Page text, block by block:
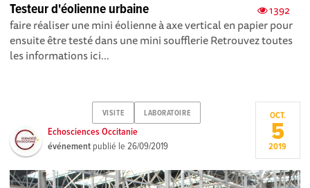
1392
Testeur d'éolienne urbaine
faire réaliser une mini éolienne à axe vertical en papier pour
ensuite être testé dans une mini soufflerie Retrouvez toutes
les informations ici...
VISITE LABORATOIRE
Echosciences Occitanie
événement publié le26/09/2019
OCT.
5
2019